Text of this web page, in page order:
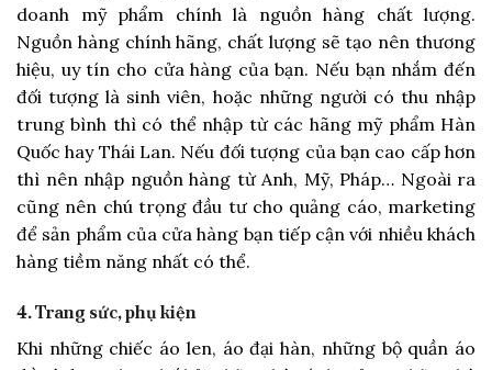
doanh mỹ phẩm chính là nguồn hàng chất lượng.
Nguồn hàng chính hãng, chất lượng sẽ tạo nên thương
hiệu, uy tín cho cửa hàng của bạn. Nếu bạn nhắm đến
đối tượng là sinh viên, hoặc những người có thu nhập
trung bình thì có thể nhập từ các hãng mỹ phẩm Hàn
Quốc hay Thái Lan. Nếu đối tượng của bạn cao cấp hơn
thì nên nhập nguồn hàng từ Anh, Mỹ, Pháp… Ngoài ra
cũng nên chú trọng đầu tư cho quảng cáo, marketing
để sản phẩm của cửa hàng bạn tiếp cận với nhiều khách
hàng tiềm năng nhất có thể.
4.Trang sức, phụ kiện
Khi những chiếc áo len, áo đại hàn, những bộ quần áo